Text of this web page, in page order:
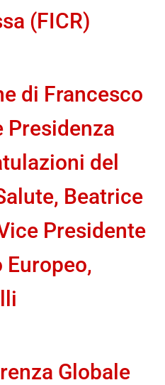
(FICR)
di Francesco
Presidenza
del
Beatrice
Presidente
Globale